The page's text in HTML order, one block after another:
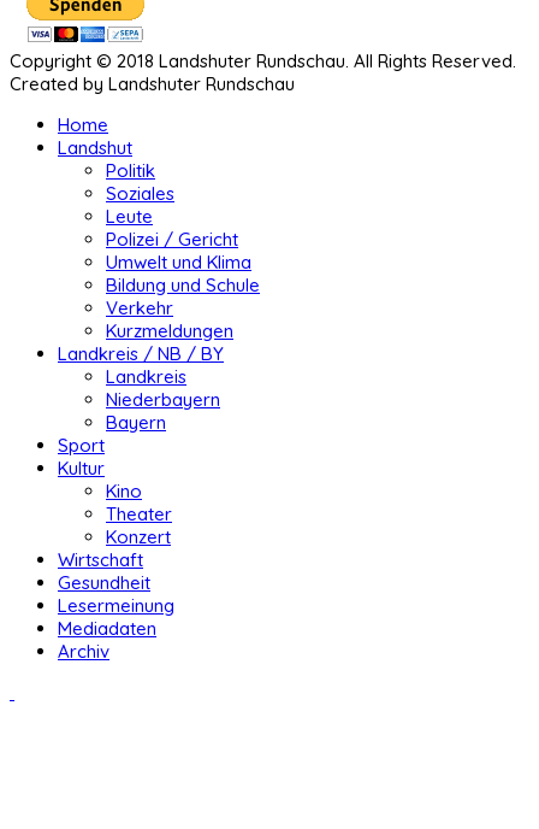
Copyright © 2018 Landshuter Rundschau. All Rights Reserved.
Created by Landshuter Rundschau
Home
Landshut
Politik
Soziales
Leute
Polizei / Gericht
Umwelt und Klima
Bildung und Schule
Verkehr
Kurzmeldungen
Landkreis / NB / BY
Landkreis
Niederbayern
Bayern
Sport
Kultur
Kino
Theater
Konzert
Wirtschaft
Gesundheit
Lesermeinung
Mediadaten
Archiv